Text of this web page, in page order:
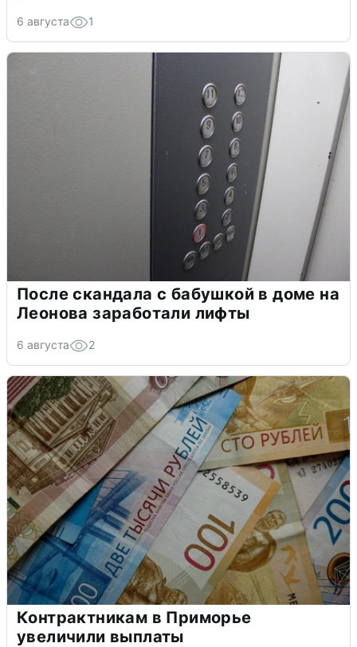
6 августа 1
После скандала с бабушкой в доме на
Леонова заработали лифты
6 августа 2
Контрактникам в Приморье
увеличили выплаты